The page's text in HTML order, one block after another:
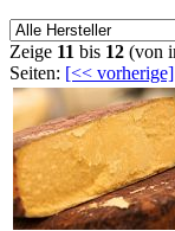
Zeige 11 bis 12 (von
Seiten: [<< vorherige]